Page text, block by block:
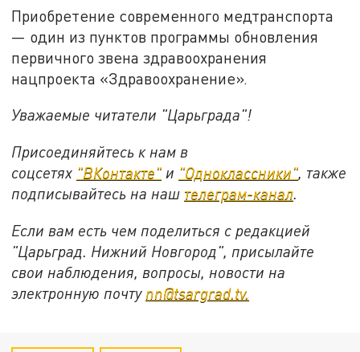
Приобретение современного медтранспорта
— один из пунктов программы обновления
первичного звена здравоохранения
нацпроекта «Здравоохранение».
Уважаемые читатели "Царьграда"!
Присоединяйтесь к нам в
соцсетях "ВКонтакте" и "Одноклассники", также
подписывайтесь на наш телеграм-канал.
Если вам есть чем поделиться с редакцией
"Царьград. Нижний Новгород", присылайте
свои наблюдения, вопросы, новости на
электронную почту nn@tsargrad.tv.